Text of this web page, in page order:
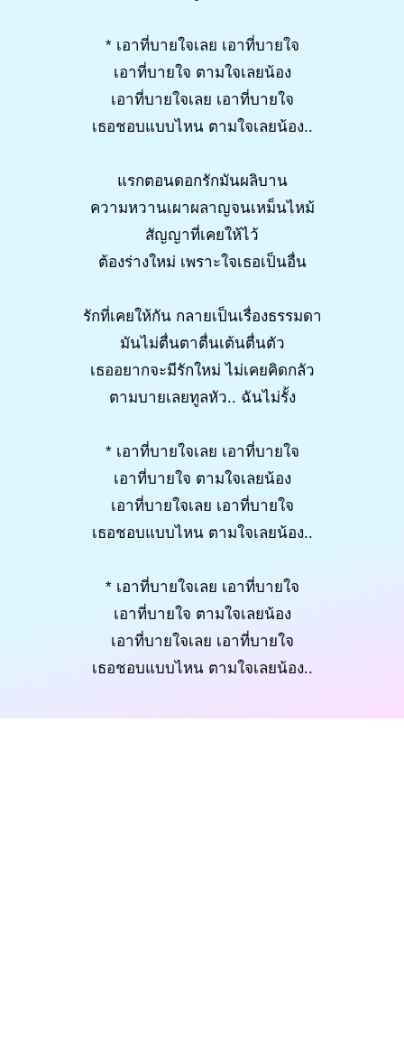
* เอาที่บายใจเลย เอาที่บายใจ
เอาที่บายใจ ตามใจเลยน้อง
เอาที่บายใจเลย เอาที่บายใจ
เธอชอบแบบไหน ตามใจเลยน้อง..
แรกตอนดอกรักมันผลิบาน
ความหวานเผาผลาญจนเหม็นไหม้
สัญญาที่เคยให้ไว้
ต้องร่างใหม่ เพราะใจเธอเป็นอื่น
รักที่เคยให้กัน กลายเป็นเรื่องธรรมดา
มันไม่ตื่นตาตื่นเต้นตื่นตัว
เธออยากจะมีรักใหม่ ไม่เคยคิดกลัว
ตามบายเลยทูลหัว.. ฉันไม่รั้ง
* เอาที่บายใจเลย เอาที่บายใจ
เอาที่บายใจ ตามใจเลยน้อง
เอาที่บายใจเลย เอาที่บายใจ
เธอชอบแบบไหน ตามใจเลยน้อง..
* เอาที่บายใจเลย เอาที่บายใจ
เอาที่บายใจ ตามใจเลยน้อง
เอาที่บายใจเลย เอาที่บายใจ
เธอชอบแบบไหน ตามใจเลยน้อง..